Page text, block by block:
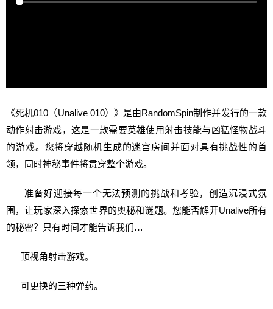
《死机010（Unalive 010）》是由RandomSpin制作并发行的一款
动作射击游戏，这是一款需要英雄使用射击技能与凶猛怪物战斗
的游戏。您将穿越随机生成的迷宫房间并面对具有挑战性的首
领，同时神秘事件将贯穿整个游戏。
准备好迎接每一个无法预测的挑战和考验，创造沉浸式氛
围，让玩家深入探索世界的奥秘和谜题。您能否解开Unalive所有
的秘密？只有时间才能告诉我们…
顶视角射击游戏。
可更换的三种弹药。